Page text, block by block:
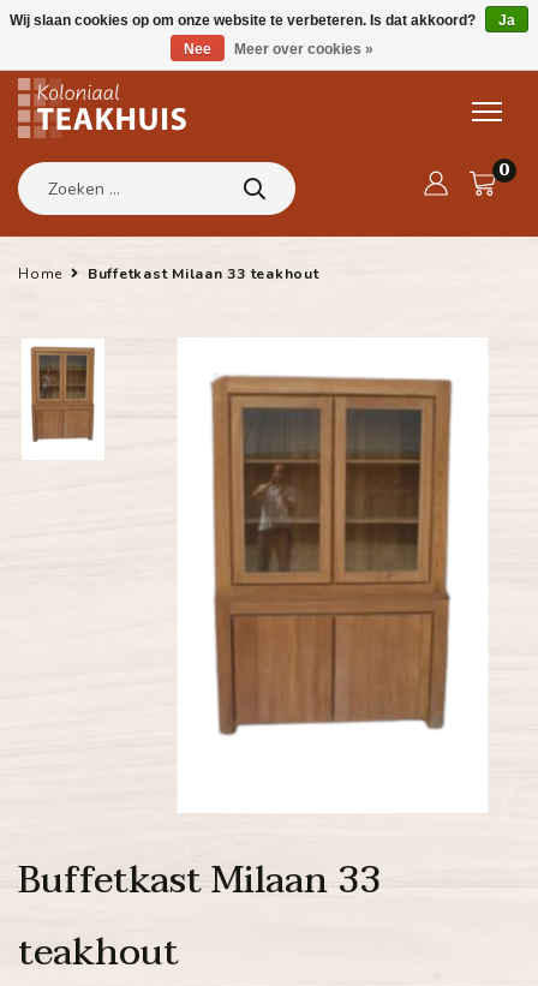
0
Home Buffetkast Milaan 33 teakhout
Buffetkast Milaan 33
teakhout
Wij slaan cookies op om onze website te verbeteren. Is dat akkoord?
Ja
Nee
Meer over cookies »